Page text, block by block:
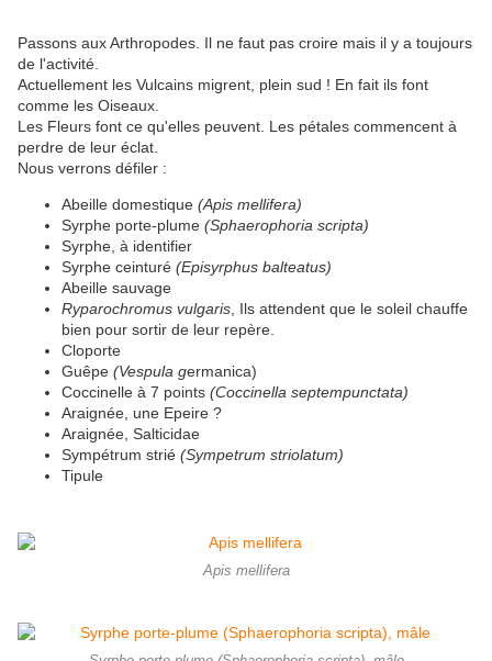
Passons aux Arthropodes. Il ne faut pas croire mais il y a toujours
de l'activité.
Actuellement les Vulcains migrent, plein sud ! En fait ils font
comme les Oiseaux.
Les Fleurs font ce qu'elles peuvent. Les pétales commencent à
perdre de leur éclat.
Nous verrons défiler :
Abeille domestique (Apis mellifera)
Syrphe porte-plume (Sphaerophoria scripta)
Syrphe, à identifier
Syrphe ceinturé (Episyrphus balteatus)
Abeille sauvage
Ryparochromus vulgaris , Ils attendent que le soleil chauffe
bien pour sortir de leur repère.
Cloporte
Guêpe (Vespula germanica)
Coccinelle à 7 points (Coccinella septempunctata)
Araignée, une Epeire ?
Araignée, Salticidae
Sympétrum strié (Sympetrum striolatum)
Tipule
Apis mellifera